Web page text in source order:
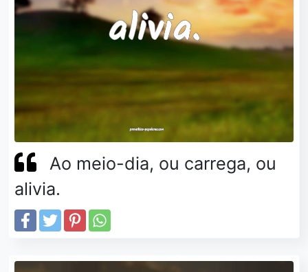
Ao meio-dia, ou carrega, ou
alivia.